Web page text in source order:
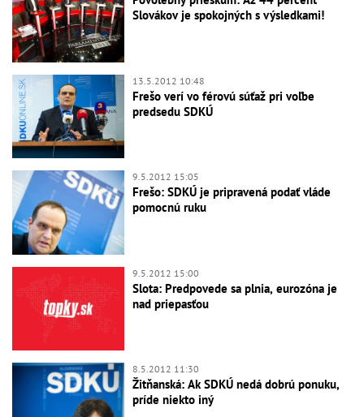
Slovákov je spokojných s výsledkami!
13.5.2012 10:48
Frešo verí vo férovú súťaž pri voľbe
predsedu SDKÚ
9.5.2012 15:05
Frešo: SDKÚ je pripravená podať vláde
pomocnú ruku
9.5.2012 15:00
Slota: Predpovede sa plnia, eurozóna je
nad priepasťou
8.5.2012 11:30
Žitňanská: Ak SDKÚ nedá dobrú ponuku,
príde niekto iný